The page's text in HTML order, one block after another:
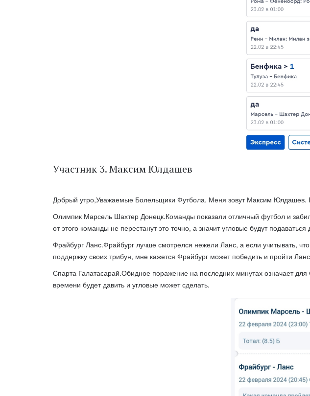
Участник 3. Максим Юлдашев
Добрый утро,Уважаемые Болельщики Футбола. Меня зовут Максим Юлдашев.
Олимпик Марсель Шахтер Донецк.Команды показали отличный футбол и
от этого команды не перестанут это точно, а значит угловые будут подаваться
Фрайбург Ланс.Фрайбург лучше смотрелся нежели Ланс, а если учитывать,
поддержку своих трибун, мне кажется Фрайбург может победить и пройти
Спарта Галатасарай.Обидное поражение на последних минутах означает
времени будет давить и угловые может сделать.